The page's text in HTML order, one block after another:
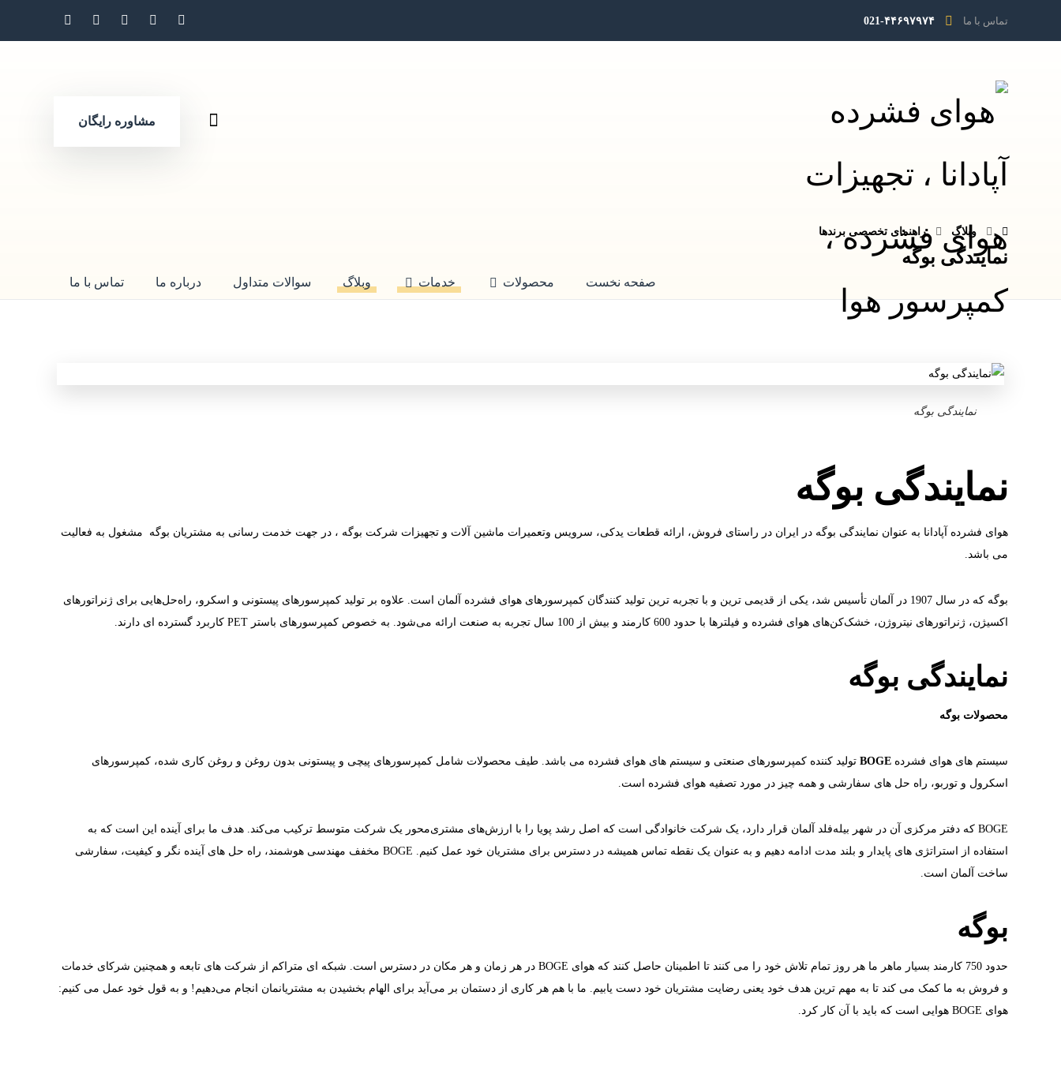
تماس با ما 021-۴۴۶۹۷۹۷۴
مشاوره رایگان
صفحه نخست محصولات خدمات وبلاگ سوالات متداول درباره ما تماس با ما
وبلاگ راهنمای تخصصی برندها
نمایندگی بوگه
نمایندگی بوگه
نمایندگی بوگه
هوای فشرده آپادانا به عنوان نمایندگی بوگه در ایران در راستای فروش، ارائه قطعات یدکی، سرویس وتعمیرات ماشین آلات و تجهیزات شرکت بوگه ، در جهت خدمت رسانی به مشتریان بوگه مشغول به فعالیت
می باشد.
بوگه که در سال 1907 در آلمان تأسیس شد، یکی از قدیمی ترین و با تجربه ترین تولید کنندگان کمپرسورهای هوای فشرده آلمان است. علاوه بر تولید کمپرسورهای پیستونی و اسکرو، راه‌حل‌هایی برای ژنراتورهای
اکسیژن، ژنراتورهای نیتروژن، خشک‌کن‌های هوای فشرده و فیلترها با حدود 600 کارمند و بیش از 100 سال تجربه به صنعت ارائه می‌شود. به خصوص کمپرسورهای باستر PET کاربرد گسترده ای دارند.
نمایندگی بوگه
محصولات بوگه
سیستم های هوای فشردهBOGE تولید کننده کمپرسورهای صنعتی و سیستم های هوای فشرده می باشد. طیف محصولات شامل کمپرسورهای پیچی و پیستونی بدون روغن و روغن کاری شده، کمپرسورهای
اسکرول و توربو، راه حل های سفارشی و همه چیز در مورد تصفیه هوای فشرده است.
BOGE که دفتر مرکزی آن در شهر بیله‌فلد آلمان قرار دارد، یک شرکت خانوادگی است که اصل رشد پویا را با ارزش‌های مشتری‌محور یک شرکت متوسط ترکیب می‌کند. هدف ما برای آینده این است که به
استفاده از استراتژی های پایدار و بلند مدت ادامه دهیم و به عنوان یک نقطه تماس همیشه در دسترس برای مشتریان خود عمل کنیم. BOGE مخفف مهندسی هوشمند، راه حل های آینده نگر و کیفیت، سفارشی
ساخت آلمان است.
بوگه
حدود 750 کارمند بسیار ماهر ما هر روز تمام تلاش خود را می کنند تا اطمینان حاصل کنند که هوای BOGE در هر زمان و هر مکان در دسترس است. شبکه ای متراکم از شرکت های تابعه و همچنین شرکای خدمات
و فروش به ما کمک می کند تا به مهم ترین هدف خود یعنی رضایت مشتریان خود دست یابیم. ما با هم هر کاری از دستمان بر می‌آید برای الهام بخشیدن به مشتریانمان انجام می‌دهیم! و به قول خود عمل می کنیم:
هوای BOGE هوایی است که باید با آن کار کرد.